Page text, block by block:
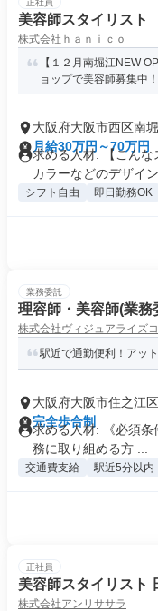
正社員
美容師スタイリスト
株式会社ｈａｎｉｃｏ
【１２月南堀江NEW
ョップで美容師募集中！
大阪府大阪市西区南
月給30万円～70万円
求める人材: 【こん
カラーなどのデザイン
シフト自由 即日勤務OK
業務委託
理容師・美容師(業務
株式会社ヴィジュアライズ
駅近で通勤便利！アッ
大阪府大阪市住之江
完全歩合制
求める人材: 《必須
務に取り組める方 ...
交通費支給 駅近5分以内
正社員
美容師スタイリス
株式会社アンリササラ